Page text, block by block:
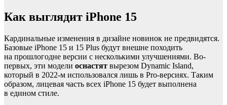
Как выглядит iPhone 15
Кардинальные изменения в дизайне новинок не предвидятся.
Базовые iPhone 15 и 15 Plus будут внешне походить
на прошлогодне версии с несколькими улучшениями. Во-
первых, эти модели оснастят вырезом Dynamic Island,
который в 2022-м использовался лишь в Pro-версиях. Таким
образом, лицевая часть всех iPhone 15 будет выполнена
в едином стиле.